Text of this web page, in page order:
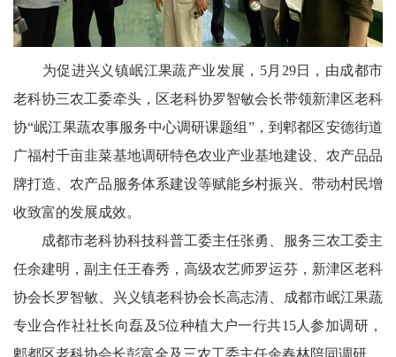
息
天
府
育
天
银
龄
为促进兴义镇岷江果蔬产业发展，5月29日，由成都市
老科协三农工委牵头，区老科协罗智敏会长带领新津区老科
协“岷江果蔬农事服务中心调研课题组”，到郫都区安德街道
广福村千亩韭菜基地调研特色农业产业基地建设、农产品品
牌打造、农产品服务体系建设等赋能乡村振兴、带动村民增
收致富的发展成效。
成都市老科协科技科普工委主任张勇、服务三农工委主
任余建明，副主任王春秀，高级农艺师罗运芬，新津区老科
协会长罗智敏、兴义镇老科协会长高志清、成都市岷江果蔬
专业合作社社长向磊及5位种植大户一行共15人参加调研，
郫都区老科协会长彭富全及三农工委主任余春林陪同调研。